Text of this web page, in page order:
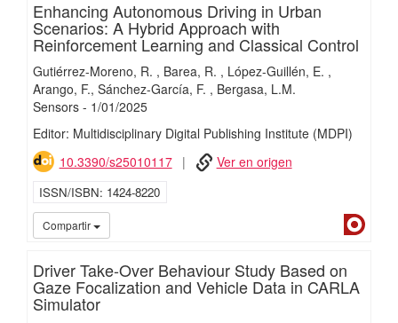
Enhancing Autonomous Driving in Urban
Scenarios: A Hybrid Approach with
Reinforcement Learning and Classical Control
Gutiérrez-Moreno, R. Barea, R.
López-Guillén, E.
Arango, F. Sánchez-García, F.
Bergasa, L.M.
Sensors- 1/01/2025
Editor: Multidisciplinary Digital Publishing Institute (MDPI)
10.3390/s25010117
Ver en origen
ISSN/ISBN 1424-8220
Compartir
Driver Take-Over Behaviour Study Based on
Gaze Focalization and Vehicle Data in CARLA
Simulator